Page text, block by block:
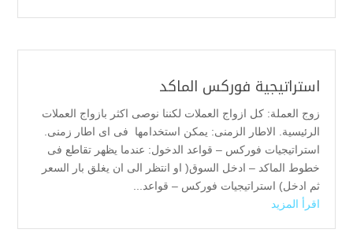
استراتيجية فوركس الماكد
زوج العملة: كل ازواج العملات لكننا نوصى اكثر بازواج العملات
الرئيسية. الاطار الزمنى: يمكن استخدامها فى اى اطار زمنى.
استراتيجيات فوركس – قواعد الدخول: عندما يظهر تقاطع فى
خطوط الماكد – ادخل السوق( او انتظر الى ان يغلق بار السعر
ثم ادخل) استراتيجيات فوركس – قواعد...
اقرأ المزيد